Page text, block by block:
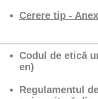
Cerere tip -
Codul de etică
en)
Regulamentul